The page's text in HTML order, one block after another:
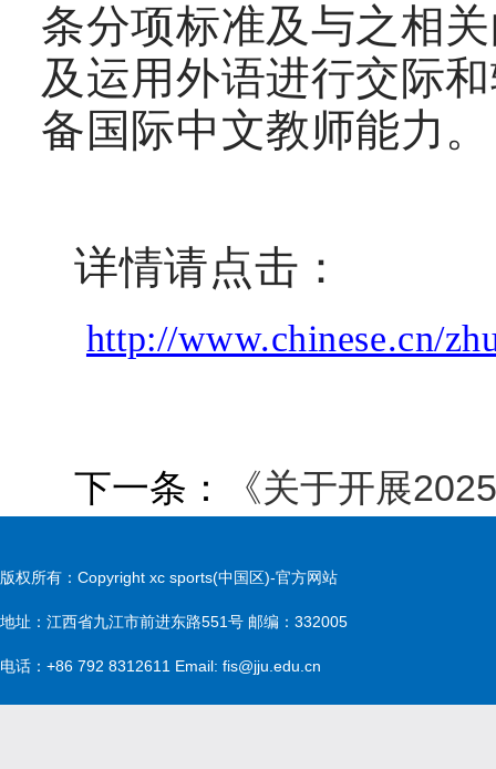
条分项标准及与之相
及运用外语进行交际
备国际中文教师能力。
详情请点击：
http://www.chinese.cn/
下一条： 《关于开展
版权所有：Copyright xc sports(中国区)-官方网站
地址：江西省九江市前进东路551号 邮编：332005
电话：+86 792 8312611 Email: fis@jju.edu.cn